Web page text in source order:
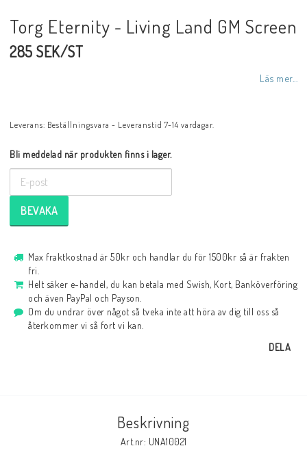
Torg Eternity - Living Land GM Screen
285 SEK/ST
Läs mer...
Leverans: Beställningsvara - Leveranstid 7-14 vardagar.
Bli meddelad när produkten finns i lager.
BEVAKA
Max fraktkostnad är 50kr och handlar du för 1500kr så är frakten
fri.
Helt säker e-handel, du kan betala med Swish, Kort, Banköverföring
och även PayPal och Payson.
Om du undrar över något så tveka inte att höra av dig till oss så
återkommer vi så fort vi kan.
DELA
Beskrivning
Art.nr: UNA10021